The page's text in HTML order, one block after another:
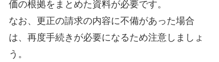
価の根拠をまとめた資料が必要です。
なお、更正の請求の内容に不備があった場合
は、再度手続きが必要になるため注意しましょ
う。